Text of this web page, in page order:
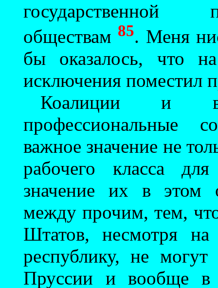
государственной
обществам 85. Меня
бы оказалось, что
исключения поместил
Коалиции и
профессиональные
важное значение не
рабочего класса
значение их в этом
между прочим, тем,
Штатов, несмотря на
республику, не
Пруссии и вообще в